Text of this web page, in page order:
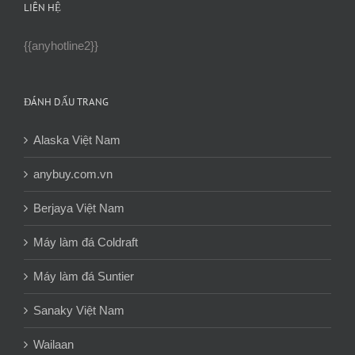
LIÊN HỆ
{{anyhotline2}}
ĐÁNH DẤU TRANG
Alaska Việt Nam
anybuy.com.vn
Berjaya Việt Nam
Máy làm đá Coldraft
Máy làm đá Suntier
Sanaky Việt Nam
Wailaan